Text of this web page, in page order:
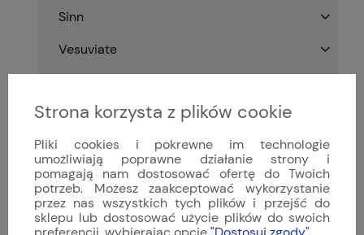
Sinn
Vesuviate
Kwarcowe
Z naciągiem ręcznym
Zegarki luksusowe
Zegarki szwajcarskie
Strona korzysta z plików cookie
Pliki cookies i pokrewne im technologie
umożliwiają poprawne działanie strony i
pomagają nam dostosować ofertę do Twoich
potrzeb. Możesz zaakceptować wykorzystanie
przez nas wszystkich tych plików i przejść do
sklepu lub dostosować użycie plików do swoich